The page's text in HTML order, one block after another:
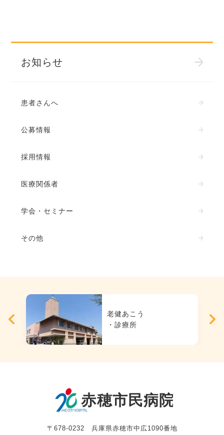
お知らせ
患者さんへ
公募情報
採用情報
医療関係者
学会・セミナー
その他
老健あこう
・診療所
〒678-0232 兵庫県赤穂市中広1090番地